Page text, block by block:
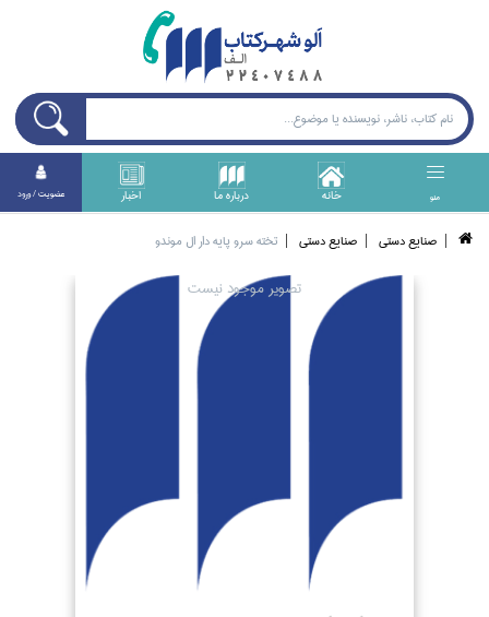
منو خانه درباره ما اخبار عضويت / ورود
صنايع دستي صنايع دستي تخته سرو پايه دار ال موندو